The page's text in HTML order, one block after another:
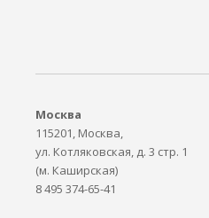
Москва
115201, Москва,
ул. Котляковская, д. 3 стр. 1
(м. Каширская)
8 495 374-65-41